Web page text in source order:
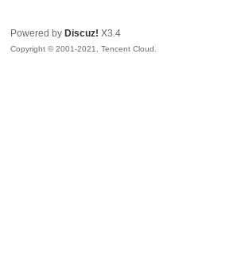
Powered by Discuz! X3.4
Copyright © 2001-2021, Tencent Cloud.